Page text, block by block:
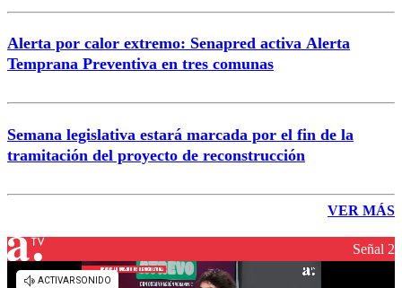
Alerta por calor extremo: Senapred activa Alerta
Temprana Preventiva en tres comunas
Semana legislativa estará marcada por el fin de la
tramitación del proyecto de reconstrucción
VER MÁS
Señal 2